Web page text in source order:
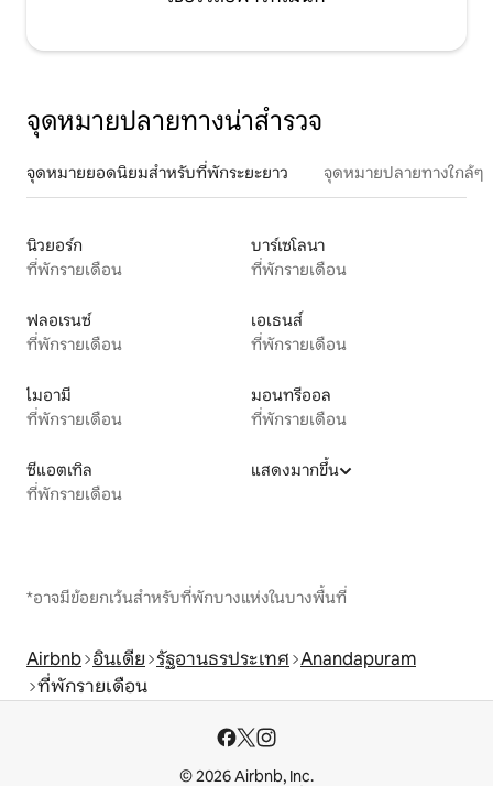
จุดหมายปลายทางน่าสำรวจ
จุดหมายยอดนิยมสำหรับที่พักระยะยาว จุดหมายปลายทางใกล้ๆ
นิวยอร์ก
ที่พักรายเดือน
บาร์เซโลนา
ที่พักรายเดือน
ฟลอเรนซ์
ที่พักรายเดือน
เอเธนส์
ที่พักรายเดือน
ไมอามี
ที่พักรายเดือน
มอนทรีออล
ที่พักรายเดือน
ซีแอตเทิล
ที่พักรายเดือน
แสดงมากขึ้น
*อาจมีข้อยกเว้นสำหรับที่พักบางแห่งในบางพื้นที่
Airbnb อินเดีย รัฐอานธรประเทศ Anandapuram
ที่พักรายเดือน
© 2026 Airbnb, Inc.